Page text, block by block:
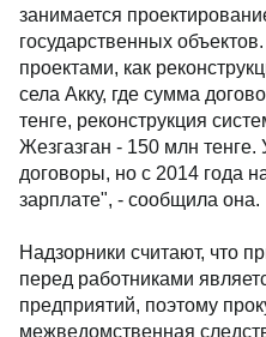
занимается
государственных
проектами, как
села Акку, где сумма
тенге, реконструкция
Жезгазган - 150 млн
договоры, но с 2014 года
зарплате", - сообщила она.
Надзорники считают, что
перед работниками
предприятий, поэтому
межведомственная